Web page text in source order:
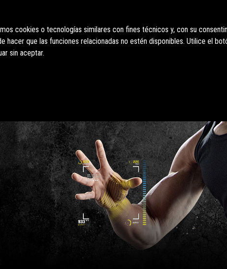
cookies o tecnologías similares con fines técnicos y, con su
hacer que las funciones relacionadas no estén disponibles. Utilice el
sin aceptar.